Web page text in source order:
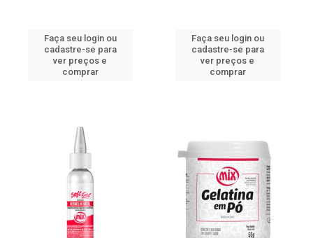
Faça seu login ou
cadastre-se para
ver preços e
comprar
Faça seu login ou
cadastre-se para
ver preços e
comprar